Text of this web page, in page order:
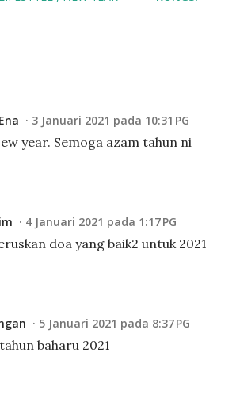
3 Januari 2021 pada 10:31 PG
year. Semoga azam tahun ni
4 Januari 2021 pada 1:17 PG
doa yang baik2 untuk 2021
5 Januari 2021 pada 8:37 PG
baharu 2021